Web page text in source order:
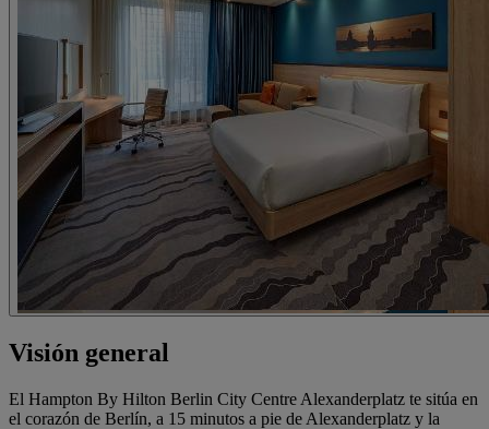
Visión general
El Hampton By Hilton Berlin City Centre Alexanderplatz te sitúa en
el corazón de Berlín, a 15 minutos a pie de Alexanderplatz y la